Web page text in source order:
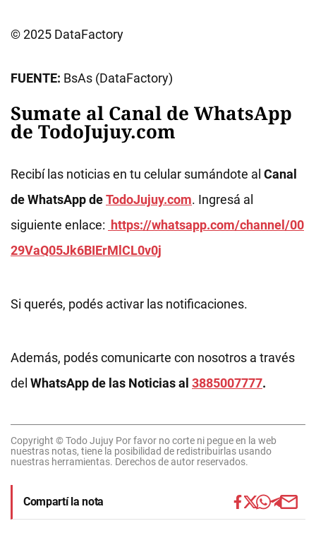
© 2025 DataFactory
FUENTE: BsAs (DataFactory)
Sumate al Canal de WhatsApp
de TodoJujuy.com
Recibí las noticias en tu celular sumándote al Canal
de WhatsApp deTodoJujuy.com. Ingresá al
siguiente enlace: https://whatsapp.com/channel/00
29VaQ05Jk6BIErMlCL0v0j
Si querés, podés activar las notificaciones.
Además, podés comunicarte con nosotros a través
del WhatsApp de las Noticias al 3885007777.
Copyright © Todo Jujuy Por favor no corte ni pegue en la web
nuestras notas, tiene la posibilidad de redistribuirlas usando
nuestras herramientas. Derechos de autor reservados.
Compartí la nota